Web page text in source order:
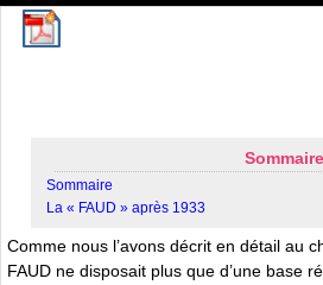
Sommaire
Sommaire
La « FAUD » après 1933
Comme nous l’avons décrit en détail au
FAUD ne disposait plus que d’une base